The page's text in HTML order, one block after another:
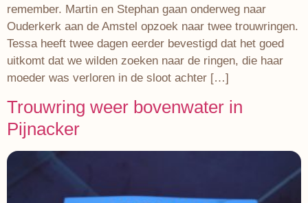
remember. Martin en Stephan gaan onderweg naar
Ouderkerk aan de Amstel opzoek naar twee trouwringen.
Tessa heeft twee dagen eerder bevestigd dat het goed
uitkomt dat we wilden zoeken naar de ringen, die haar
moeder was verloren in de sloot achter […]
Trouwring weer bovenwater in
Pijnacker